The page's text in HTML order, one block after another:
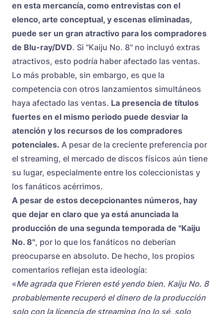
en esta mercancía, como entrevistas con el
elenco, arte conceptual, y escenas eliminadas,
puede ser un gran atractivo para los compradores
de Blu-ray/DVD. Si "Kaiju No. 8" no incluyó extras
atractivos, esto podría haber afectado las ventas.
Lo más probable, sin embargo, es que la
competencia con otros lanzamientos simultáneos
haya afectado las ventas. La presencia de títulos
fuertes en el mismo periodo puede desviar la
atención y los recursos de los compradores
potenciales. A pesar de la creciente preferencia por
el streaming, el mercado de discos físicos aún tiene
su lugar, especialmente entre los coleccionistas y
los fanáticos acérrimos.
A pesar de estos decepcionantes números, hay
que dejar en claro que ya está anunciada la
producción de una segunda temporada de "Kaiju
No. 8", por lo que los fanáticos no deberían
preocuparse en absoluto. De hecho, los propios
comentarios reflejan esta ideología:
«Me agrada que Frieren esté yendo bien. Kaiju No. 8
probablemente recuperó el dinero de la producción
solo con la licencia de streaming (no lo sé, solo